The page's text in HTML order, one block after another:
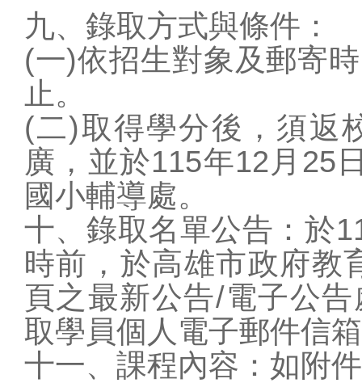
九、錄取方式與條件：
(一)依招生對象及郵寄
止。
(二)取得學分後，須返
廣，並於115年12月25
國小輔導處。
十、錄取名單公告：於
時前，於高雄市政府教
頁之最新公告/電子公
取學員個人電子郵件信
十一、課程內容：如附